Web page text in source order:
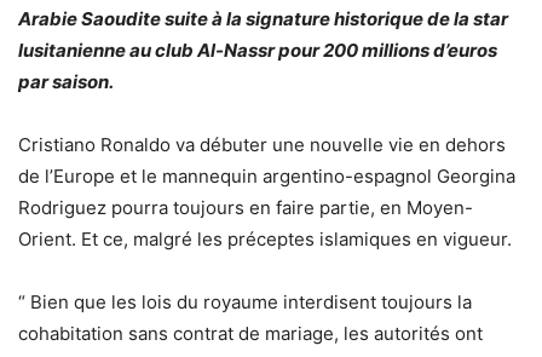
Arabie Saoudite suite à la signature historique de la star
lusitanienne au club Al-Nassr pour 200 millions d’euros
par saison.
Cristiano Ronaldo va débuter une nouvelle vie en dehors
de l’Europe et le mannequin argentino-espagnol Georgina
Rodriguez pourra toujours en faire partie, en Moyen-
Orient. Et ce, malgré les préceptes islamiques en vigueur.
“ Bien que les lois du royaume interdisent toujours la
cohabitation sans contrat de mariage, les autorités ont